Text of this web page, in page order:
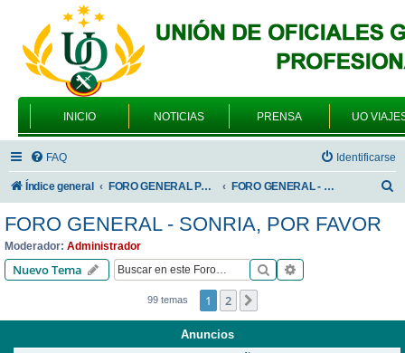
INICIO NOTICIAS PRENSA UO
FAQ Identificarse
Índice general FORO GENERAL PARA TODOS LOS USUARIOS FORO GENERAL - SONRIA, POR FAVOR
FORO GENERAL - SONRIA, POR FAVOR
Moderador: Administrador
Nuevo Tema Buscar
99 temas 1 2
Anuncios